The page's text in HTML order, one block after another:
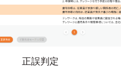
正誤判定